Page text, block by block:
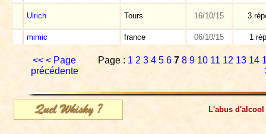
Ulrich Tours 16/10/15 3
mimic france 06/10/15 1
<< < Page
précédente
Page : 1 2 3 4 5 6 7 8 9 10 11 12 13 14
L'abus